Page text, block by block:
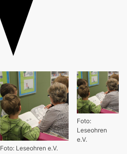
Foto:
Leseohren
e.V.
Foto: Leseohren e.V.